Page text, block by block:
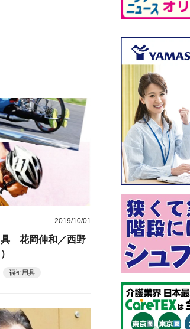
2019/10/01
具 花岡伸和／西野
福祉用具